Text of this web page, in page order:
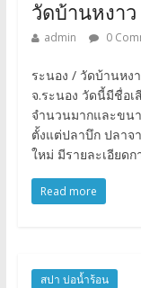
วัดบ้านหงาว
admin 0
ระนอง / วัดบ้านหง
จ.ระนอง วัดนี้มีชื่อเ
จำนวนมากและขน
ตั้งแต่ปลาบึก ปลาจ
ใหม่ มีรายละเอียด
Read more
สปา บ่อน้ำร้อน